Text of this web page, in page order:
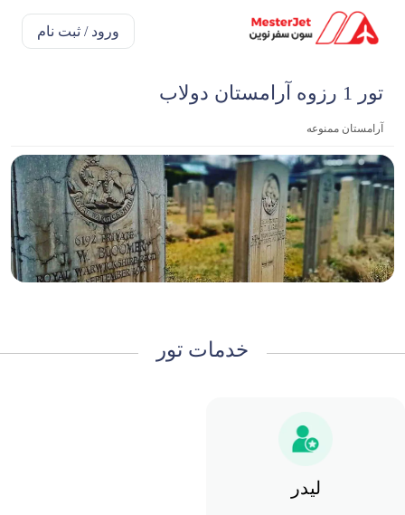
ورود / ثبت نام
تور 1 رزوه آرامستان دولاب
آرامستان ممنوعه
خدمات تور
لیدر